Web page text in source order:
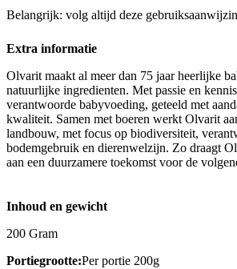
Belangrijk: volg altijd deze
Extra informatie
Olvarit maakt al meer dan 75 jaar heerlijke
natuurlijke ingredienten. Met passie en
verantwoorde babyvoeding, geteeld met
kwaliteit. Samen met boeren werkt Olvarit
landbouw, met focus op biodiversiteit,
bodemgebruik en dierenwelzijn. Zo draagt
aan een duurzamere toekomst voor de
Inhoud en gewicht
200 Gram
Portiegrootte:Per portie 200g